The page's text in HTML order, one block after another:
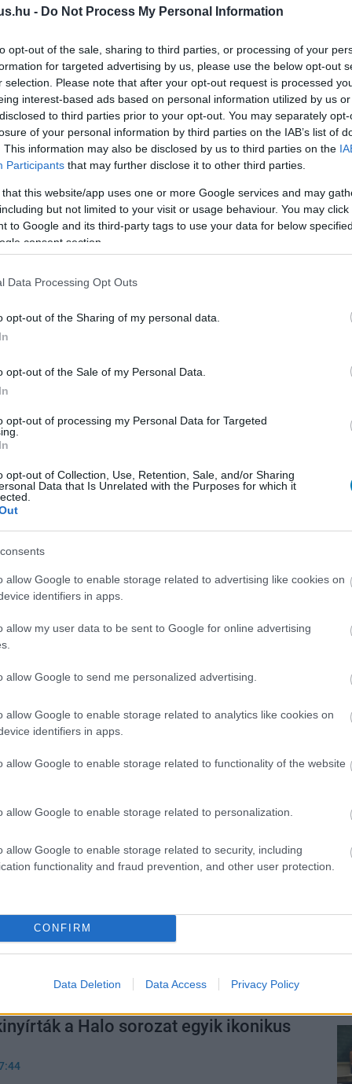
- Do Not Process My Personal Information
opt-out of the sale, sharing to third parties, or processing of your
for targeted advertising by us, please use the below opt-out
selection. Please note that after your opt-out request is processed
interest-based ads based on personal information utilized by us
to third parties prior to your opt-out. You may separately
of your personal information by third parties on the IAB’s list of
This information may also be disclosed by us to third parties on the
Participants that may further disclose it to other third parties.
this website/app uses one or more Google services and may
but not limited to your visit or usage behaviour. You may
to Google and its third-party tags to use your data for below
consent section.
Data Processing Opt Outs
opt-out of the Sharing of my personal data.
opt-out of the Sale of my Personal Data.
opt-out of processing my Personal Data for Targeted
opt-out of Collection, Use, Retention, Sale, and/or Sharing
Data that Is Unrelated with the Purposes for which it
allow Google to enable storage related to advertising like cookies on
identifiers in apps.
allow my user data to be sent to Google for online advertising
allow Google to send me personalized advertising.
allow Google to enable storage related to analytics like cookies on
identifiers in apps.
allow Google to enable storage related to functionality of the website
allow Google to enable storage related to personalization.
allow Google to enable storage related to security, including
functionality and fraud prevention, and other user protection.
CONFIRM
Data Deletion Data Access Privacy Policy
határolódott el az iráni csapásokat
hangja sem szerette a Halo 5
a reklámok eltávolították a karaktert önmagától.
az Egyesült Államok
Minisztériuma
váltak a videójátékok a Fehér Ház kezében.
is békét teremtett
a Halo széria ikonikus főhősének Master
ábrázoló mesterséges intelligenciás kép
közösségi médiában.
hogy melyik stúdió dolgozik a Halo:
jó kezekbe került Master Chief legendás
2 euróért? Master Chief Collection 10-ért? Hogwarts
van itt, amit csak akarsz.
a következő Halo
szerint több projekt belső tesztelése is
ér az élőszereplős feldolgozás, nem
Master Chief kalandjai.
életben van, a remény is pislákol, hogy győzhet a
ebbe az irányba.
a Halo sorozat egyik ikonikus